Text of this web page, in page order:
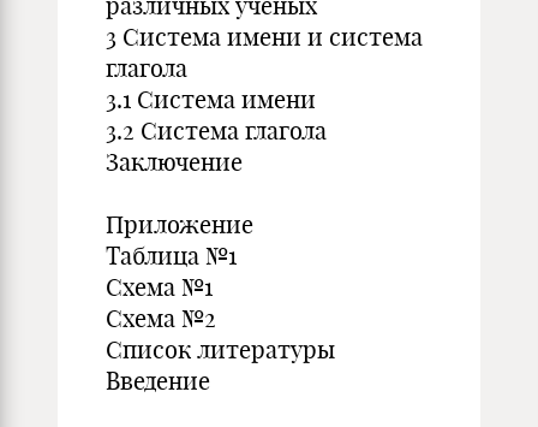
3 Система имени и система
глагола
3.1 Система имени
3.2 Система глагола
Заключение
Приложение
Таблица №1
Схема №1
Схема №2
Список литературы
Введение